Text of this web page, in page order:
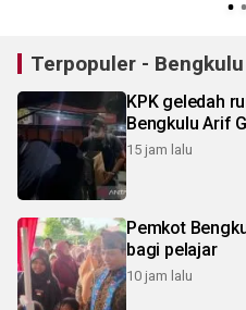
Terpopuler -
KPK geledah
Bengkulu Arif
15 jam lalu
Pemkot
bagi pelajar
10 jam lalu